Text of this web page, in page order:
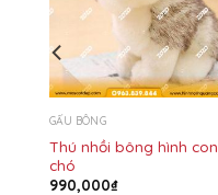
GẤU BÔNG
Thú nhồi bông hình con
chó
990,000₫